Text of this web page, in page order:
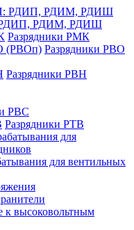
РДИП, РДИМ, РДИШ
Разрядники РМК
Разрядники РВО
Разрядники РВН
РВС
Разрядники РТВ
для вентильных